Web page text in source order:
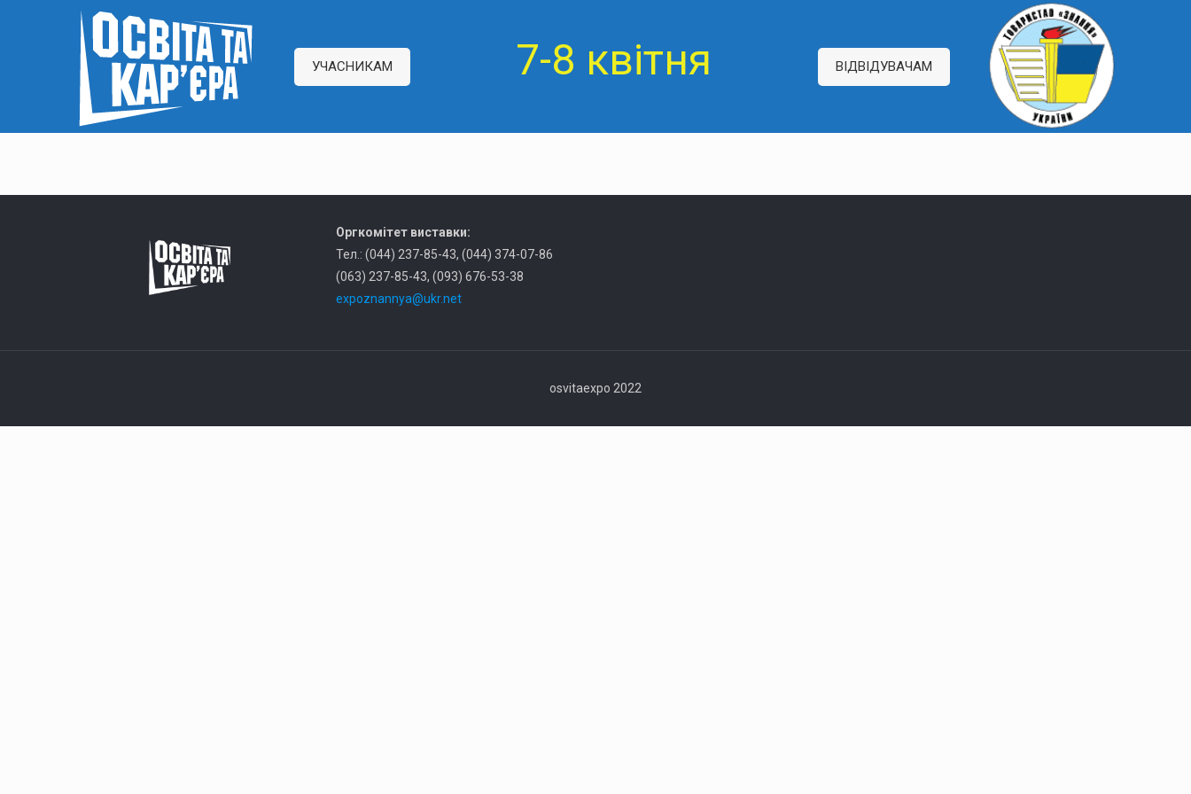
УЧАСНИКАМ 7-8 квітня ВІДВІДУВАЧАМ
Оргкомітет виставки:
Тел.: (044) 237-85-43, (044) 374-07-86
(063) 237-85-43, (093) 676-53-38
expoznannya@ukr.net
osvitaexpo 2022